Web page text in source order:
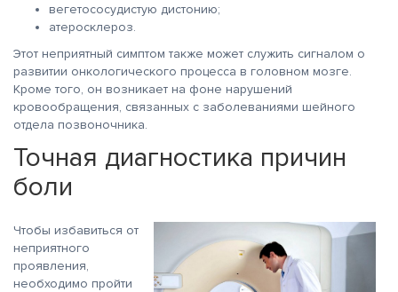
вегетососудистую дистонию;
атеросклероз.
Этот неприятный симптом также может служить сигналом о
развитии онкологического процесса в головном мозге.
Кроме того, он возникает на фоне нарушений
кровообращения, связанных с заболеваниями шейного
отдела позвоночника.
Точная диагностика причин
боли
Чтобы избавиться от
неприятного
проявления,
необходимо пройти